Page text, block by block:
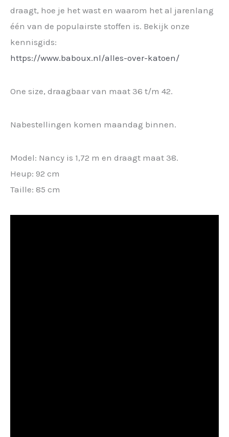
draagt, hoe je het wast en waarom het al jarenlang
één van de populairste stoffen is. Bekijk onze
kennisgids:
https://www.baboux.nl/alles-over-katoen/
One size, draagbaar van maat 36 t/m 42.
Nabestellingen komen maandag binnen.
Model: Nancy is 1,72 m en draagt maat 38.
Heup: 92 cm
Taille: 85 cm